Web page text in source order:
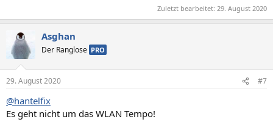
Zuletzt bearbeitet: 29. August 2020
Asghan
Der Ranglose PRO
29. August 2020 #7
@hantelfix
Es geht nicht um das WLAN Tempo!